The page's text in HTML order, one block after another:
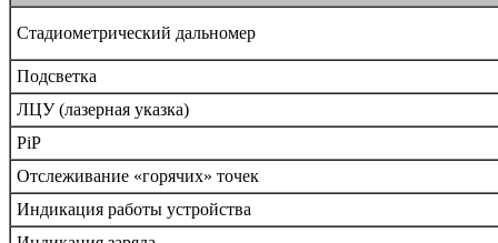
Стадиометрический дальномер
Подсветка
ЛЦУ (лазерная указка)
PiP
Отслеживание «горячих» точек
Индикация работы устройства